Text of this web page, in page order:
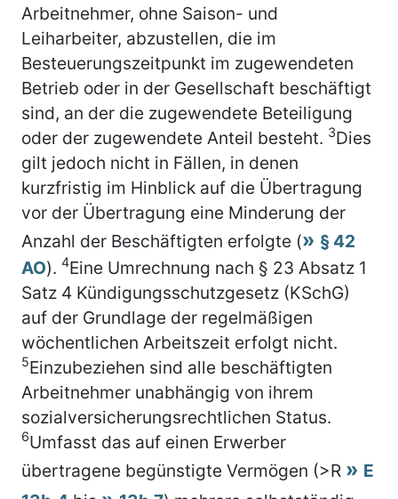
Arbeitnehmer, ohne Saison- und
Leiharbeiter, abzustellen, die im
Besteuerungszeitpunkt im zugewendeten
Betrieb oder in der Gesellschaft beschäftigt
sind, an der die zugewendete Beteiligung
oder der zugewendete Anteil besteht. 3Dies
gilt jedoch nicht in Fällen, in denen
kurzfristig im Hinblick auf die Übertragung
vor der Übertragung eine Minderung der
Anzahl der Beschäftigten erfolgte (
§ 42
AO). 4Eine Umrechnung nach § 23 Absatz 1
Satz 4 Kündigungsschutzgesetz (KSchG)
auf der Grundlage der regelmäßigen
wöchentlichen Arbeitszeit erfolgt nicht.
5Einzubeziehen sind alle beschäftigten
Arbeitnehmer unabhängig von ihrem
sozialversicherungsrechtlichen Status.
6Umfasst das auf einen Erwerber
übertragene begünstigte Vermögen (>R
E